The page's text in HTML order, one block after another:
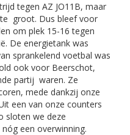
tegen AZ JO11B, maar
groot. Dus bleef voor
om plek 15-16 tegen
De energietank was
sprankelend voetbal was
ook voor Beerschot,
partij waren. Ze
mede dankzij onze
een van onze counters
sloten we deze
een overwinning.